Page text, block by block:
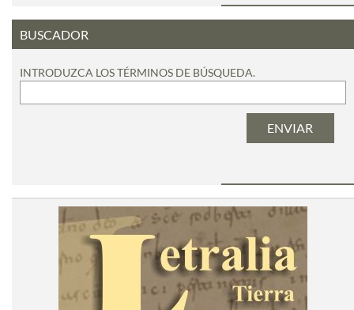
BUSCADOR
INTRODUZCA LOS TÉRMINOS DE BÚSQUEDA.